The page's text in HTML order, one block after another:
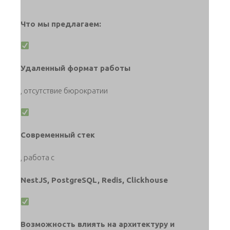
Что мы предлагаем:
Удаленный формат работы
, отсутствие бюрократии
Современный стек
, работа с
NestJS, PostgreSQL, Redis, Clickhouse
Возможность влиять на архитектуру и